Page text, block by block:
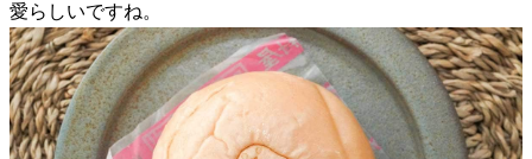
愛らしいですね。